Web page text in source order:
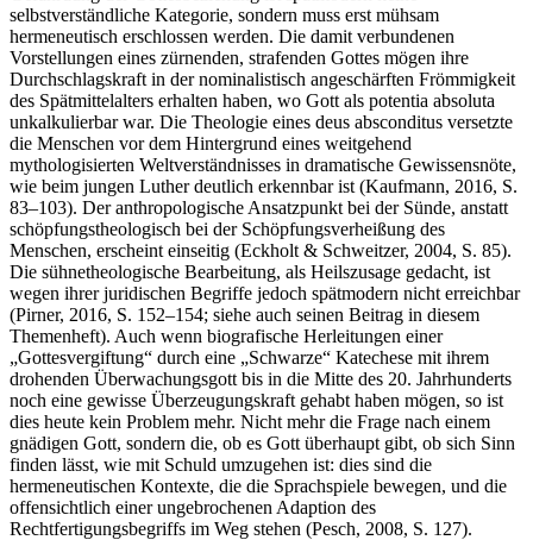
selbstverständliche Kategorie, sondern muss erst mühsam
hermeneutisch erschlossen werden. Die damit verbundenen
Vorstellungen eines zürnenden, strafenden Gottes mögen ihre
Durchschlagskraft in der nominalistisch angeschärften Frömmigkeit
des Spätmittelalters erhalten haben, wo Gott als potentia absoluta
unkalkulierbar war. Die Theologie eines deus absconditus versetzte
die Menschen vor dem Hintergrund eines weitgehend
mythologisierten Weltverständnisses in dramatische Gewissensnöte,
wie beim jungen Luther deutlich erkennbar ist (Kaufmann, 2016, S.
83–103). Der anthropologische Ansatzpunkt bei der Sünde, anstatt
schöpfungstheologisch bei der Schöpfungsverheißung des
Menschen, erscheint einseitig (Eckholt & Schweitzer, 2004, S. 85).
Die sühnetheologische Bearbeitung, als Heilszusage gedacht, ist
wegen ihrer juridischen Begriffe jedoch spätmodern nicht erreichbar
(Pirner, 2016, S. 152–154; siehe auch seinen Beitrag in diesem
Themenheft). Auch wenn biografische Herleitungen einer
„Gottesvergiftung“ durch eine „Schwarze“ Katechese mit ihrem
drohenden Überwachungsgott bis in die Mitte des 20. Jahrhunderts
noch eine gewisse Überzeugungskraft gehabt haben mögen, so ist
dies heute kein Problem mehr. Nicht mehr die Frage nach einem
gnädigen Gott, sondern die, ob es Gott überhaupt gibt, ob sich Sinn
finden lässt, wie mit Schuld umzugehen ist: dies sind die
hermeneutischen Kontexte, die die Sprachspiele bewegen, und die
offensichtlich einer ungebrochenen Adaption des
Rechtfertigungsbegriffs im Weg stehen (Pesch, 2008, S. 127).